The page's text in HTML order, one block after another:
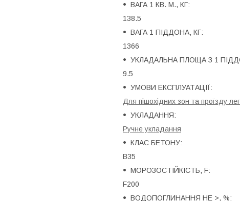
ВАГА 1 КВ. М., КГ:
138.5
ВАГА 1 ПІДДОНА, КГ:
1366
УКЛАДАЛЬНА ПЛОЩА З 1
9.5
УМОВИ ЕКСПЛУАТАЦІЇ:
Для пішохідних зон та проїзду
УКЛАДАННЯ:
Ручне укладання
КЛАС БЕТОНУ:
B35
МОРОЗОСТІЙКІСТЬ, F:
F200
ВОДОПОГЛИНАННЯ НЕ >, %: